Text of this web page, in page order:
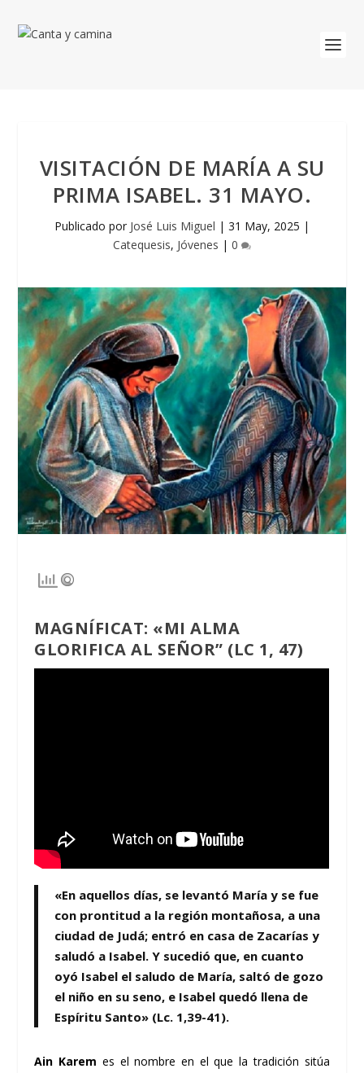
VISITACIÓN DE MARÍA A SU
PRIMA ISABEL. 31 MAYO.
Publicado por José Luis Miguel | 31 May, 2025 |
Catequesis, Jóvenes | 0
MAGNÍFICAT: «MI ALMA
GLORIFICA AL SEÑOR” (LC 1, 47)
«En aquellos días, se levantó María y se fue
con prontitud a la región montañosa, a una
ciudad de Judá; entró en casa de Zacarías y
saludó a Isabel. Y sucedió que, en cuanto
oyó Isabel el saludo de María, saltó de gozo
el niño en su seno, e Isabel quedó llena de
Espíritu Santo» (Lc. 1,39-41).
Ain Karem es el nombre en el que la tradición sitúa